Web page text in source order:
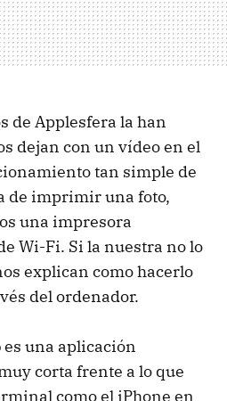
de Applesfera la han
dejan con un vídeo en el
tan simple de
de imprimir una foto,
una impresora
Wi-Fi. Si la nuestra no lo
explican como hacerlo
del ordenador.
es una aplicación
corta frente a lo que
como el iPhone en